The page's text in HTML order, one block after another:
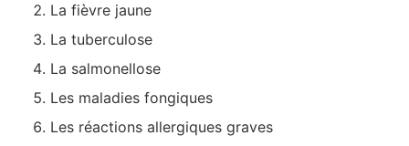
La fièvre jaune
La tuberculose
La salmonellose
Les maladies fongiques
Les réactions allergiques graves